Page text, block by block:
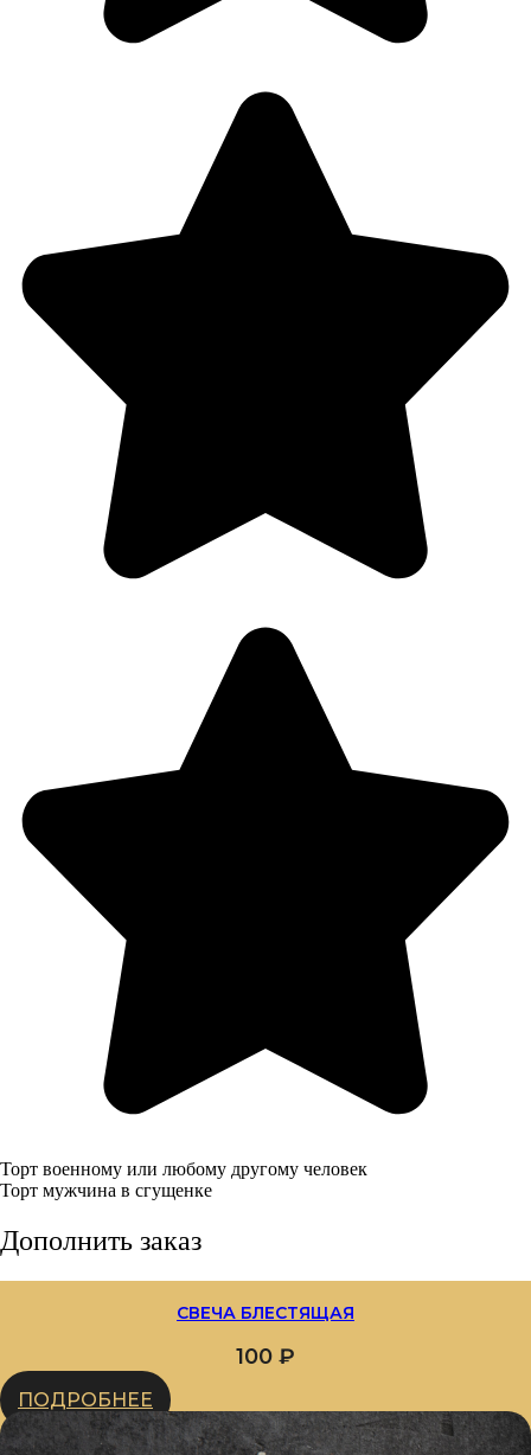
Торт военному или любому другому человек
Торт мужчина в сгущенке
Дополнить заказ
СВЕЧА БЛЕСТЯЩАЯ
100 ₽
ПОДРОБНЕЕ